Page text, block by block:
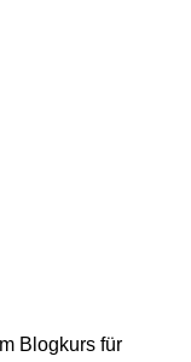
Blogkurs für